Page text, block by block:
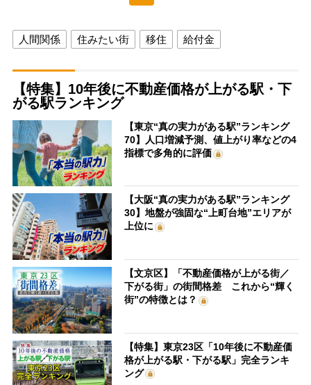
人間関係 住みたい街 移住 給付金
【特集】10年後に不動産価格が上がる駅・下
がる駅ランキング
【東京“真の実力がある駅”ランキング
70】人口増減予測、値上がり率などの4
指標で多角的に評価
【大阪“真の実力がある駅”ランキング
30】地盤が強固な“上町台地”エリアが
上位に
【文京区】「不動産価格が上がる街／
下がる街」の街間格差 これから“輝く
街”の特徴とは？
【特集】東京23区「10年後に不動産価
格が上がる駅・下がる駅」完全ランキ
ング